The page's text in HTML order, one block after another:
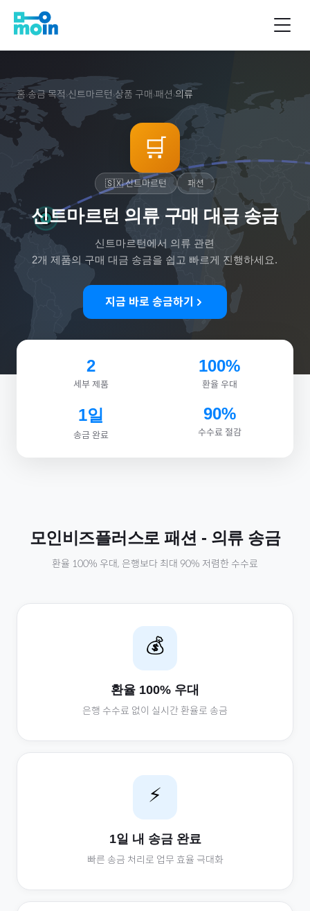
홈›송금 목적 ›신트마르턴 ›상품 구매 ›패션 ›의류
🛒
🇸🇽신트마르턴 패션
신트마르턴 의류 구매 대금 송금
신트마르턴에서 의류 관련
2개 제품의 구매 대금 송금을 쉽고 빠르게 진행하세요.
지금 바로 송금하기
2
세부 제품
100%
환율 우대
1일
송금 완료
90%
수수료 절감
모인비즈플러스로패션 - 의류송금
환율 100% 우대, 은행보다 최대 90% 저렴한 수수료
💰
환율 100% 우대
은행 수수료 없이 실시간 환율로 송금
⚡
1일 내 송금 완료
빠른 송금 처리로 업무 효율 극대화